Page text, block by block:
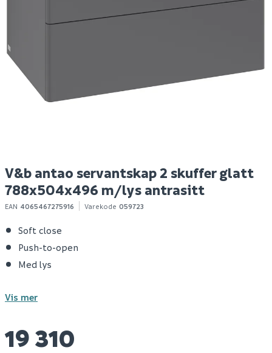
2 skuffer glatt
788x504x496 m/lys
19 310
Bestillingsvare
B20 tørrbetong 25 kg
V&b antao servantskap 2 skuffer glatt
788x504x496 m/lys antrasitt
EAN 4065467275916 Varekode 059723
Soft close
Push-to-open
Med lys
Vis mer
19 310